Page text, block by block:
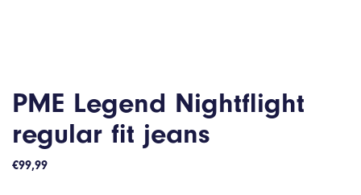
PME Legend Nightflight
regular fit jeans
€99,99